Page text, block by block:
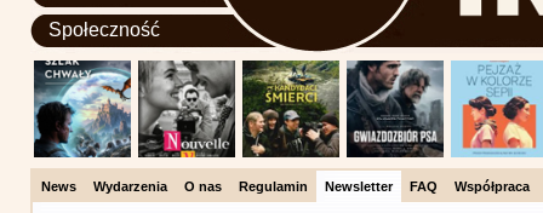
Społeczność
News Wydarzenia O nas Regulamin Newsletter FAQ Współpraca